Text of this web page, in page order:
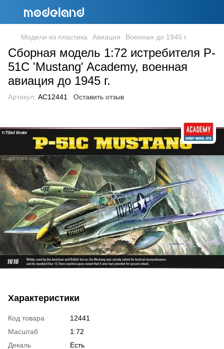
Модели из пластика Авиация Военная до 1945 г.
Сборная модель 1:72 истребителя P-
51C 'Mustang' Academy, военная
авиация до 1945 г.
Артикул: AC12441 Оставить отзыв
Характеристики
Код товара
12441
Масштаб
1:72
Декаль
Есть